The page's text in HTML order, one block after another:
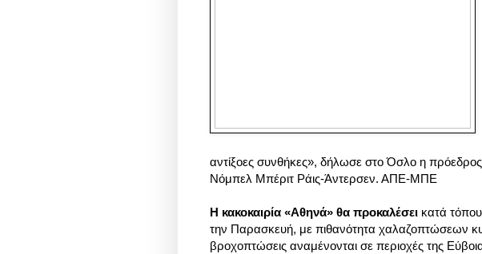
αντίξοες συνθήκες», δήλωσε στο Όσλο η
Νόμπελ Μπέριτ Ράις-Άντερσεν. ΑΠΕ-ΜΠΕ
Η κακοκαιρία «Αθηνά» θα προκαλέσει κατά
την Παρασκευή, με πιθανότητα χαλαζοπτώσεων
βροχοπτώσεις αναμένονται σε περιοχές της